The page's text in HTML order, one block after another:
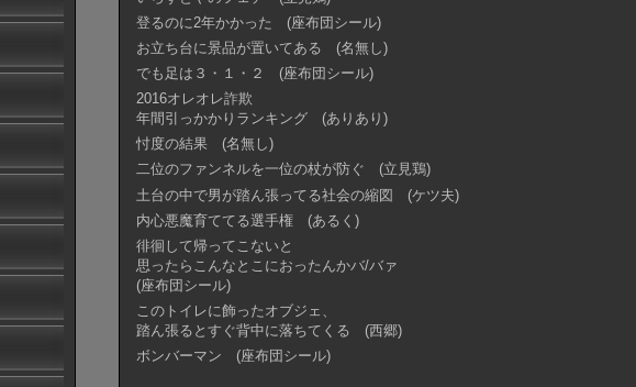
登るのに2年かかった (座布団シール)
お立ち台に景品が置いてある (名無し)
でも足は３・１・２ (座布団シール)
2016オレオレ詐欺
年間引っかかりランキング (ありあり)
忖度の結果 (名無し)
二位のファンネルを一位の杖が防ぐ (立見鶏)
土台の中で男が踏ん張ってる社会の縮図 (ケツ夫)
内心悪魔育ててる選手権 (あるく)
徘徊して帰ってこないと
思ったらこんなとこにおったんかバ/バァ
(座布団シール)
このトイレに飾ったオブジェ、
踏ん張るとすぐ背中に落ちてくる (西郷)
ボンバーマン (座布団シール)